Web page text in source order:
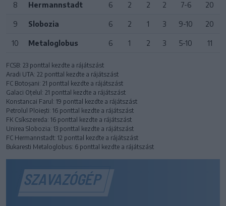
8 Hermannstadt 6 2 2 2 7-6 20
9 Slobozia 6 2 1 3 9-10 20
10 Metaloglobus 6 1 2 3 5-10 11
FCSB: 23 ponttal kezdte a rájátszást
Aradi UTA: 22 ponttal kezdte a rájátszást
FC Botoșani: 21 ponttal kezdte a rájátszást
Galaci Oțelul: 21 ponttal kezdte a rájátszást
Konstancai Farul: 19 ponttal kezdte a rájátszást
Petrolul Ploiești: 16 ponttal kezdte a rájátszást
FK Csíkszereda: 16 ponttal kezdte a rájátszást
Unirea Slobozia: 13 ponttal kezdte a rájátszást
FC Hermannstadt: 12 ponttal kezdte a rájátszást
Bukaresti Metaloglobus: 6 ponttal kezdte a rájátszást
SZAVAZÓGÉP